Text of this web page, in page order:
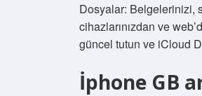
Dosyalar: Belgelerinizi,
cihazlarınızdan ve
güncel tutun ve iCloud
İphone GB